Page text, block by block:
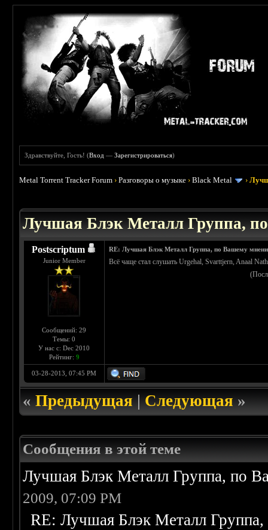
Здравствуйте, Гость! (Вход —Зарегистрироваться)
Metal Torrent Tracker Forum ›Разговоры о музыке ›Black Metal ›
Лучшая Блэк Металл Группа,
Postscriptum
Junior Member
Сообщений: 29
Темы: 0
У нас с: Dec 2010
Рейтинг: 9
RE: Лучшая Блэк Металл Группа, по Вашему
Всё чаще стал слушать Urgehal, Svarttjern, Anaal
03-28-2013, 07:45 PM
«Предыдущая|Следующая»
Сообщения в этой теме
Лучшая Блэк Металл Группа, по
2009, 07:09 PM
RE: Лучшая Блэк Металл